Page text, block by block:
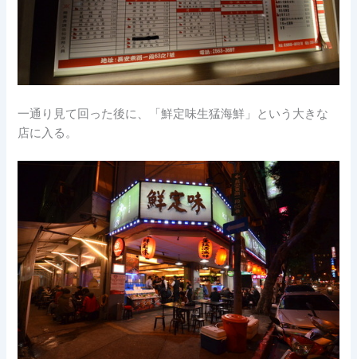
一通り見て回った後に、「鮮定味生猛海鮮」という大きな
店に入る。